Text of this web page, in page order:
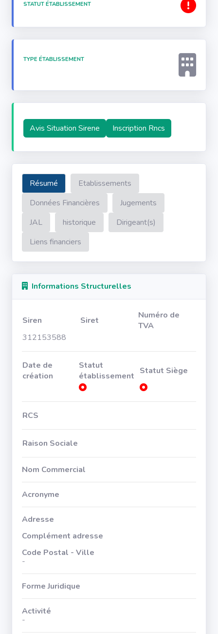
STATUT ÉTABLISSEMENT
TYPE ÉTABLISSEMENT
Avis Situation Sirene Inscription Rncs
Résumé
Etablissements
Données Financières
Jugements
JAL
historique
Dirigeant(s)
Liens financiers
Informations Structurelles
Siren Siret
Numéro de
TVA
312153588
Date de
création
Statut
établissement Statut Siège
RCS
Raison Sociale
Nom Commercial
Acronyme
Adresse
Complément adresse
Code Postal - Ville
-
Forme Juridique
Activité
-